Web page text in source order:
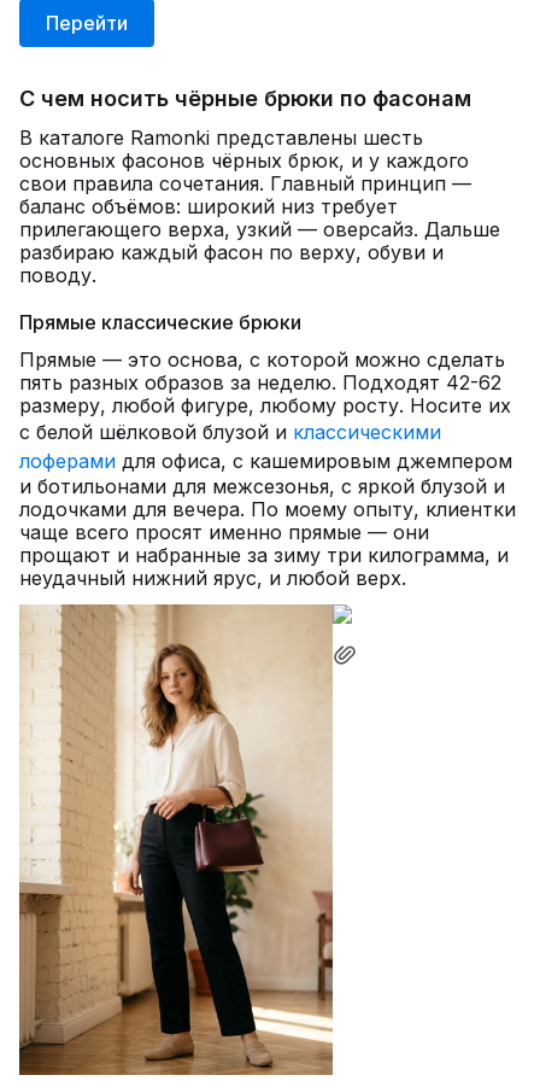
Перейти
С чем носить чёрные брюки по фасонам
В каталоге Ramonki представлены шесть
основных фасонов чёрных брюк, и у каждого
свои правила сочетания. Главный принцип —
баланс объёмов: широкий низ требует
прилегающего верха, узкий — оверсайз. Дальше
разбираю каждый фасон по верху, обуви и
поводу.
Прямые классические брюки
Прямые — это основа, с которой можно сделать
пять разных образов за неделю. Подходят 42-62
размеру, любой фигуре, любому росту. Носите их
с белой шёлковой блузой и классическими
лоферами для офиса, с кашемировым джемпером
и ботильонами для межсезонья, с яркой блузой и
лодочками для вечера. По моему опыту, клиентки
чаще всего просят именно прямые — они
прощают и набранные за зиму три килограмма, и
неудачный нижний ярус, и любой верх.